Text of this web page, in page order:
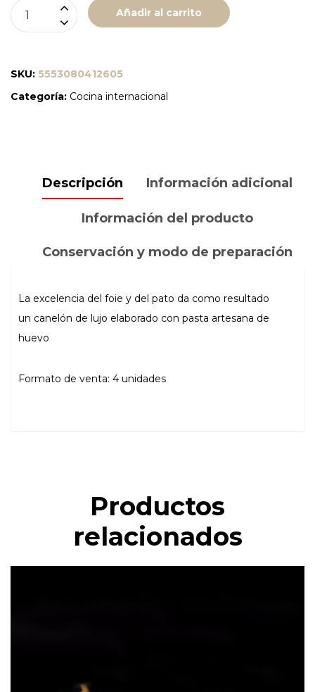
CANELONES
DE
Añadir al carrito
SKU: 5553080412605
Categoría: Cocina internacional
Descripción Información adicional
Información del producto
Conservación y modo de preparación
La excelencia del foie y del pato da como resultado
un canelón de lujo elaborado con pasta artesana de
huevo
Formato de venta: 4 unidades
Productos
relacionados